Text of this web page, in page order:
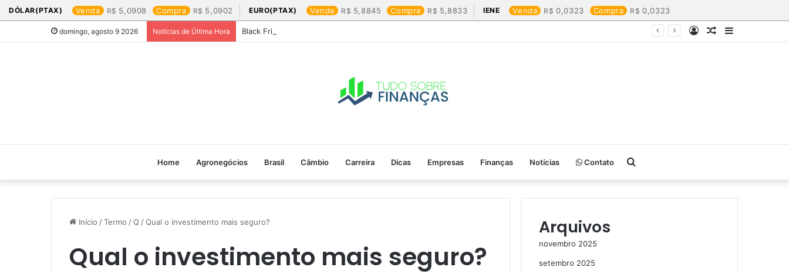
DÓLAR(PTAX) Venda 5,0908 Compra 5,0902 EURO(PTAX) Venda 5,8845 Compra 5,8833 IENE Venda 0,0323 Compra 0,0323
domingo, agosto 9 2026 Notícias de Última Hora Black Friday: os produtos que mais valem a pena
Barra
Artigo
Entrar
Home Agronegócios Brasil Câmbio Carreira Dicas Empresas Finanças Notícias Contato Procurar
por
Início /Termo /Q /Qual o investimento mais seguro?
Qual o investimento mais seguro?
Arquivos
novembro 2025
setembro 2025